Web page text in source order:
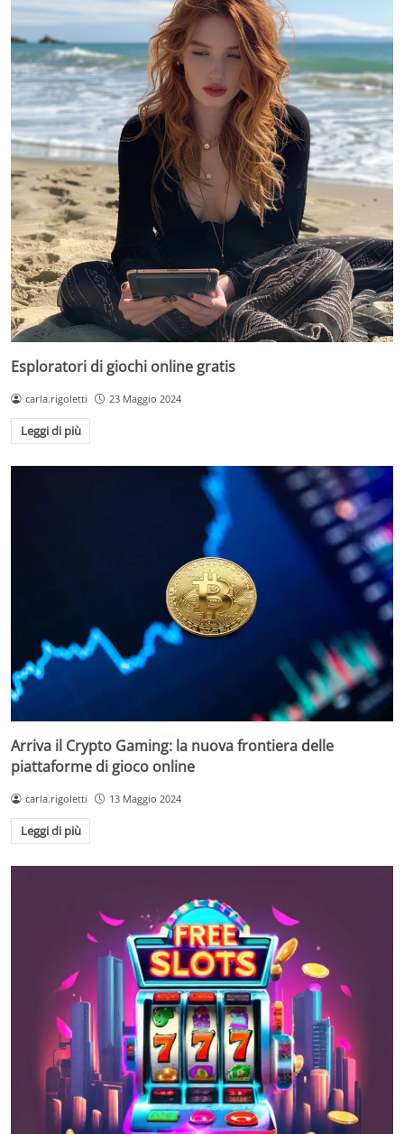
Esploratori di giochi online gratis
carla.rigoletti 23 Maggio 2024
Leggi di più
Arriva il Crypto Gaming: la nuova frontiera delle
piattaforme di gioco online
carla.rigoletti 13 Maggio 2024
Leggi di più